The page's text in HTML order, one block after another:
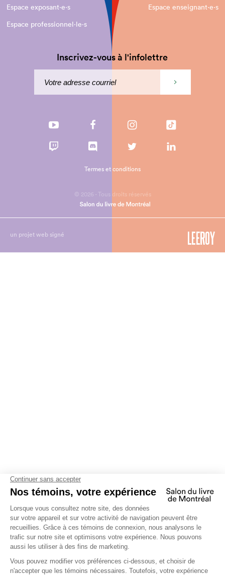
Espace exposant·e⋅s
Espace enseignant·e⋅s
Espace professionnel·le⋅s
Inscrivez-vous à l'infolettre
© 2026 - Tous droits réservés
Termes et conditions
un projet web signé